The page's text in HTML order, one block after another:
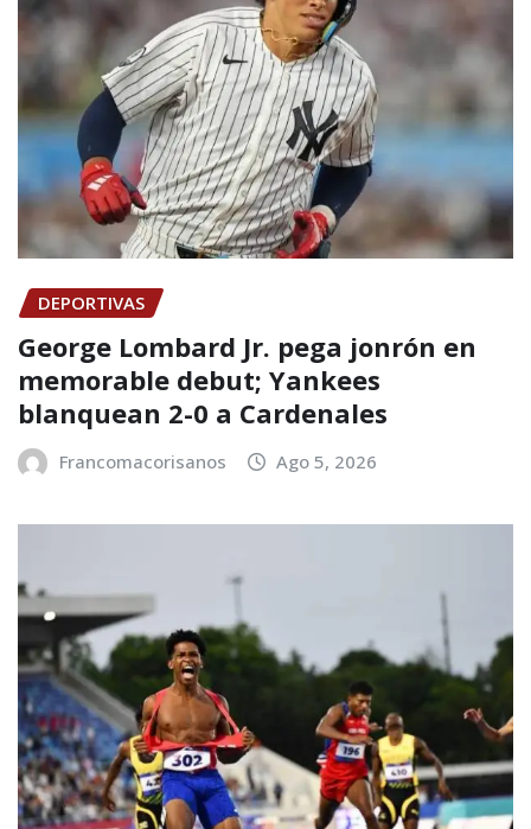
DEPORTIVAS
George Lombard Jr. pega jonrón en
memorable debut; Yankees
blanquean 2-0 a Cardenales
Francomacorisanos Ago 5, 2026